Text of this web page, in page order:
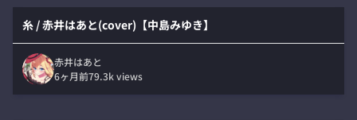
糸 / 赤井はあと(cover)【中島みゆき】
赤井はあと
6ヶ月前79.3kviews